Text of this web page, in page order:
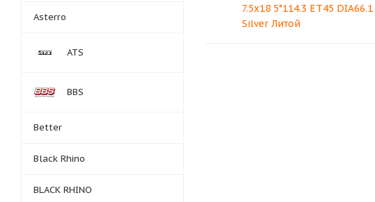
7.5x18 5*114.3 ET45 DIA66.1
Silver Литой
Asterro
ATS
BBS
Better
Black Rhino
BLACK RHINO